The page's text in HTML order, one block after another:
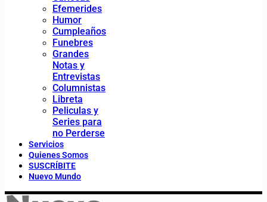
Efemerides
Humor
Cumpleaños
Funebres
Grandes
Notas y
Entrevistas
Columnistas
Libreta
Peliculas y
Series para
no Perderse
Servicios
Quienes Somos
SUSCRÍBITE
Nuevo Mundo